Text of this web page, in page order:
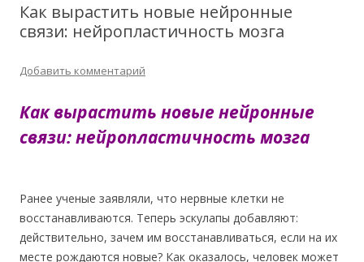
Как вырастить новые нейронные
связи: нейропластичность мозга
Добавить комментарий
Как вырастить новые нейронные
связи: нейропластичность мозга
Ранее ученые заявляли, что нервные клетки не
восстанавливаются. Теперь эскулапы добавляют:
действительно, зачем им восстанавливаться, если на их
месте рождаются новые? Как оказалось, человек может